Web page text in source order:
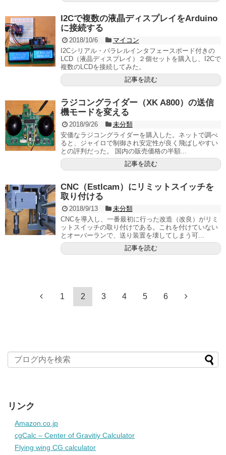
I2Cで複数の液晶ディスプレイをArduino
に接続する
2018/10/6
マイコン
I2Cシリアル・パラレルインタフェースボード付きの
LCD（液晶ディスプレイ）２個セットを購入し、I2Cで
複数のLCDを接続してみた。
記事を読む
ラジコングライダー（XK A800）の送信
機モードを変える
2018/9/26
未分類
安価なラジコングライダーを購入した。ネットで調べ
ると、ジャイロで制御され安定性が良く飛ばしやすい
との評判だった。 国内の販売価格の半額...
記事を読む
CNC（Estlcam）にリミットスイッチを
取り付ける
2018/9/13
未分類
CNCを導入し、一番最初に行った改造（改良）がリミ
ットスイッチの取り付けである。これを付けていない
とオーバーランで、送り装置を壊してしまう可...
記事を読む
1 2 3 4 5 6
リンク
Amazon.co.jp
cgCalc – Center of Gravitiy Calculator
Flying wing CG calculator